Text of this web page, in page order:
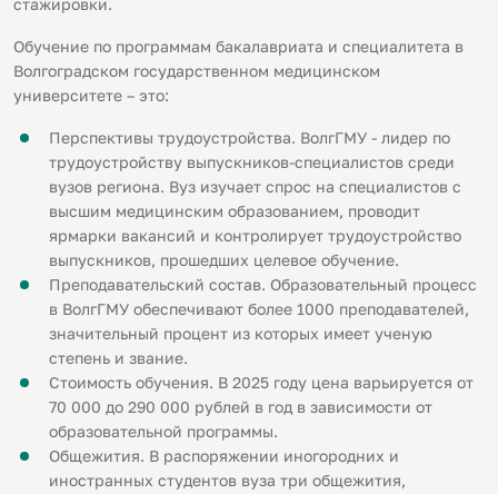
стажировки.
Обучение по программам бакалавриата и специалитета в
Волгоградском государственном медицинском
университете – это:
Перспективы трудоустройства. ВолгГМУ - лидер по
трудоустройству выпускников-специалистов среди
вузов региона. Вуз изучает спрос на специалистов с
высшим медицинским образованием, проводит
ярмарки вакансий и контролирует трудоустройство
выпускников, прошедших целевое обучение.
Преподавательский состав. Образовательный процесс
в ВолгГМУ обеспечивают более 1000 преподавателей,
значительный процент из которых имеет ученую
степень и звание.
Стоимость обучения. В 2025 году цена варьируется от
70 000 до 290 000 рублей в год в зависимости от
образовательной программы.
Общежития. В распоряжении иногородних и
иностранных студентов вуза три общежития,